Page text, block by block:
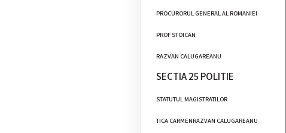
PROCURORUL GENERAL AL ROMANIEI
PROF STOICAN
RAZVAN CALUGAREANU
SECTIA 25 POLITIE
STATUTUL MAGISTRATILOR
TICA CARMENRAZVAN CALUGAREANU